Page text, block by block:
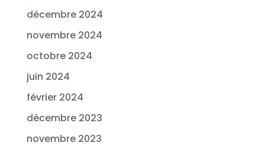
décembre 2024
novembre 2024
octobre 2024
juin 2024
février 2024
décembre 2023
novembre 2023